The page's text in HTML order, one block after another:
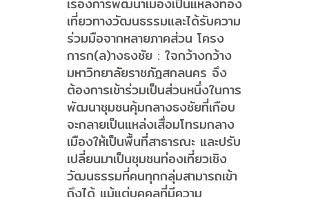
เที่ยวทางวัฒนธรรมและได้รับความ
ร่วมมือจากหลายภาคส่วน โครง
การก(ล)างธงชัย : ใจกว้างกว้าง
มหาวิทยาลัยราชภัฎสกลนคร จึง
ต้องการเข้าร่วมเป็นส่วนหนึ่งในการ
พัฒนาชุมชนคุ้มกลางธงชัยที่เกือบ
จะกลายเป็นแหล่งเสื่อมโทรมกลาง
เมืองให้เป็นพื้นที่สาธารณะ และปรับ
เปลี่ยนมาเป็นชุมชนท่องเที่ยวเชิง
วัฒนธรรมที่คนทุกกลุ่มสามารถเข้า